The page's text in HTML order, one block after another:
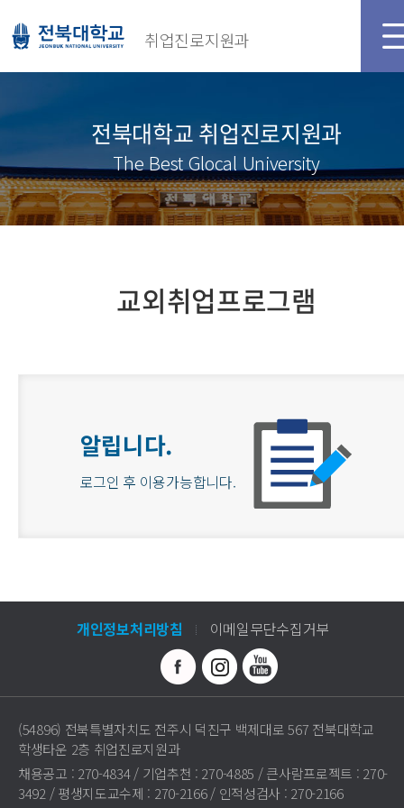
취업진로지원과
전북대학교 취업진로지원과
The Best Glocal University
교외취업프로그램
알립니다.
로그인 후 이용가능합니다.
개인정보처리방침 이메일무단수집거부
(54896) 전북특별자치도 전주시 덕진구 백제대로 567 전북대학교
학생타운 2층 취업진로지원과
채용공고 : 270-4834 / 기업추천 : 270-4885 / 큰사람프로젝트 : 270-
3492 / 평생지도교수제 : 270-2166 / 인적성검사 : 270-2166